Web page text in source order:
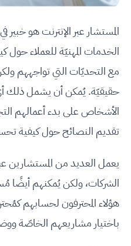
المستشار عبر الإنترنت هو
الخدمات المهنيّة للعملاء
مع التحديّات التي تواجههم
حقيقيّة. يُمكن أن يشمل ذلك
الأشخاص على بدء أعمالهم
تقديم النصائح حول كيفية
يعمل العديد من المستشارين
الشركات، ولكن يُمكنهم أيضًا
هؤلاء المحترفون لحسابهم
باختيار مشاريعهم الخاصّة